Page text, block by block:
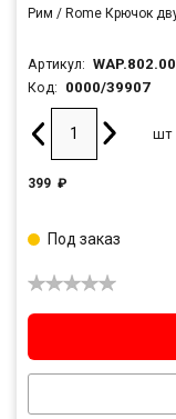
Рим / Rome Крючок
Артикул:
Код: 0000/39907
шт
399 ₽
Под заказ